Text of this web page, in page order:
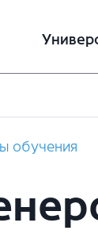
обучения